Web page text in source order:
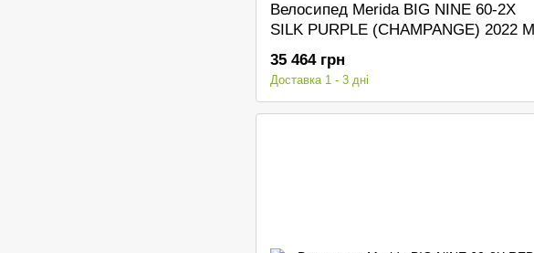
Велосипед Merida BIG NINE 60-2X
SILK PURPLE (CHAMPANGE) 2022 M
35 464 грн
Доставка 1 - 3 дні